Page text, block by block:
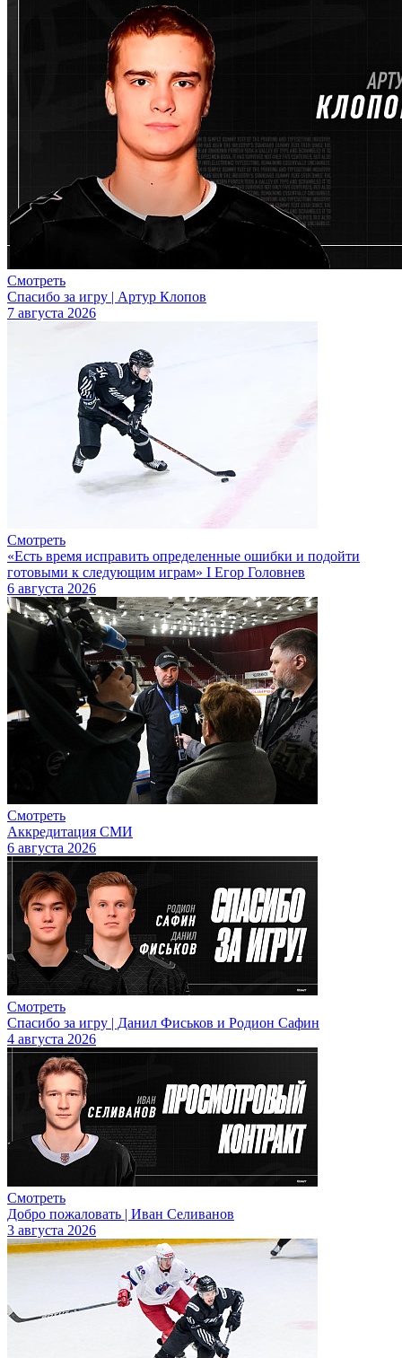
Смотреть
Спасибо за игру | Артур Клопов
7 августа 2026
Смотреть
«Есть время исправить определенные ошибки и подойти
готовыми к следующим играм» I Егор Головнев
6 августа 2026
Смотреть
Аккредитация СМИ
6 августа 2026
Смотреть
Спасибо за игру | Данил Фиськов и Родион Сафин
4 августа 2026
Смотреть
Добро пожаловать | Иван Селиванов
3 августа 2026